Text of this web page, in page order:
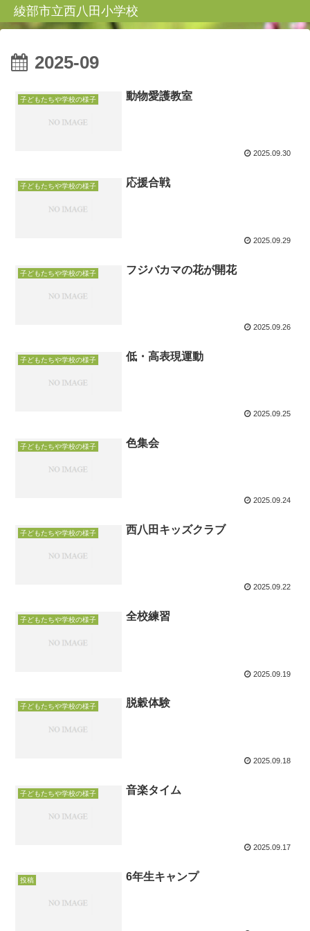
綾部市立西八田小学校
2025-09
子どもたちや学校の様子 動物愛護教室
2025.09.30
子どもたちや学校の様子 応援合戦
2025.09.29
子どもたちや学校の様子 フジバカマの花が開花
2025.09.26
子どもたちや学校の様子 低・高表現運動
2025.09.25
子どもたちや学校の様子 色集会
2025.09.24
子どもたちや学校の様子 西八田キッズクラブ
2025.09.22
子どもたちや学校の様子 全校練習
2025.09.19
子どもたちや学校の様子 脱穀体験
2025.09.18
子どもたちや学校の様子 音楽タイム
2025.09.17
投稿 6年生キャンプ